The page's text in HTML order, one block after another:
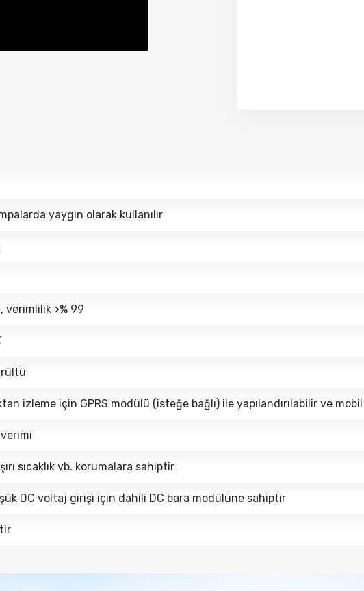
yaygın olarak kullanılır
verimlilik >% 99
izleme için GPRS modülü (isteğe bağlı) ile yapılandırılabilir ve
sıcaklık vb. korumalara sahiptir
DC voltaj girişi için dahili DC bara modülüne sahiptir